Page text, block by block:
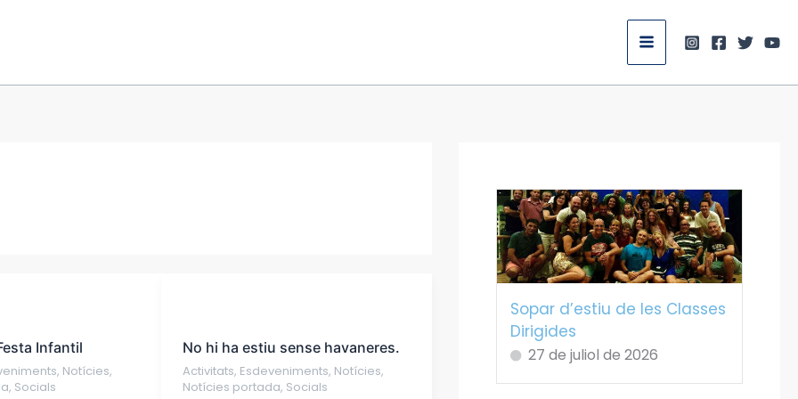
Infantil
, Notícies,
, Socials
No hi ha estiu sense havaneres.
Activitats, Esdeveniments, Notícies,
Notícies portada, Socials
ha
estiu
Sopar d’estiu de les Classes
Dirigides
27 de juliol de 2026